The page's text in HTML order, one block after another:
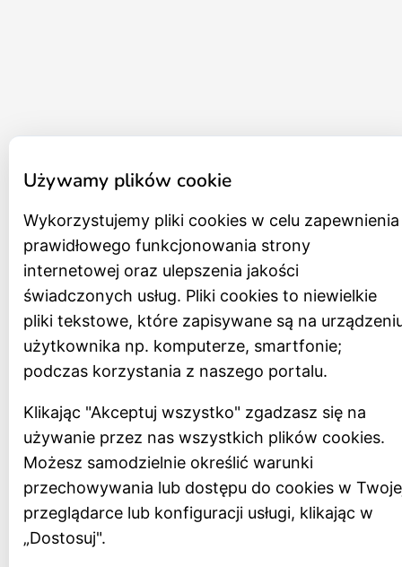
Używamy plików cookie
Wykorzystujemy pliki cookies w celu zapewnienia
prawidłowego funkcjonowania strony
internetowej oraz ulepszenia jakości
świadczonych usług. Pliki cookies to niewielkie
pliki tekstowe, które zapisywane są na
użytkownika np. komputerze, smartfonie;
podczas korzystania z naszego portalu.
Klikając "Akceptuj wszystko" zgadzasz się na
używanie przez nas wszystkich plików cookies.
Możesz samodzielnie określić warunki
przechowywania lub dostępu do cookies w
przeglądarce lub konfiguracji usługi, klikając w
„Dostosuj".